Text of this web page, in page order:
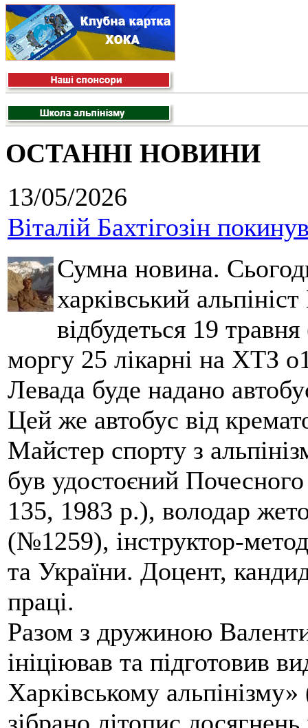
ОСТАННІ НОВИНИ
13/05/2026
Віталій Бахтігозін
Сумна новина.
харківський
відбудеться 19
моргу 25 лікарні на ХТЗ
Левада буде надано
Цей же автобус від
Майстер спорту з
був удостоєний
135, 1983 р.), володар
(№1259), інструктор-
та України. Доцент,
праці.
Разом з дружиною
ініціював та підготовив
Харківському